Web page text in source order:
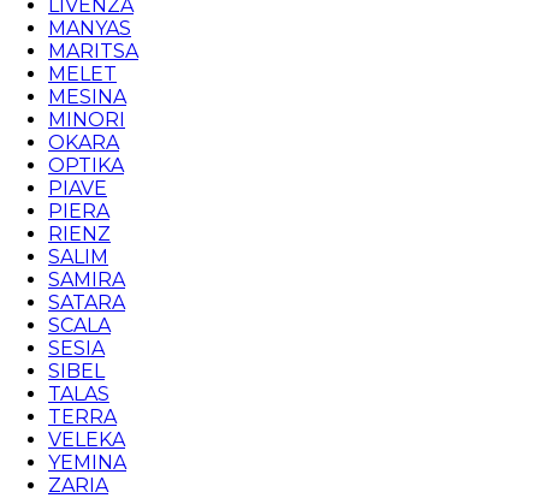
LIVENZA
MANYAS
MARITSA
MELET
MESINA
MINORI
OKARA
OPTIKA
PIAVE
PIERA
RIENZ
SALIM
SAMIRA
SATARA
SCALA
SESIA
SIBEL
TALAS
TERRA
VELEKA
YEMINA
ZARIA